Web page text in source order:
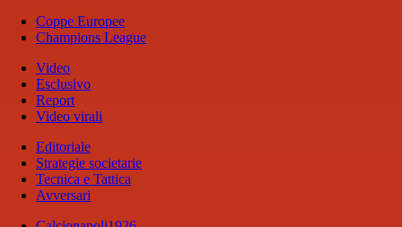
Coppe Europee
Champions League
Video
Esclusivo
Report
Video virali
Editoriale
Strategie societarie
Tecnica e Tattica
Avversari